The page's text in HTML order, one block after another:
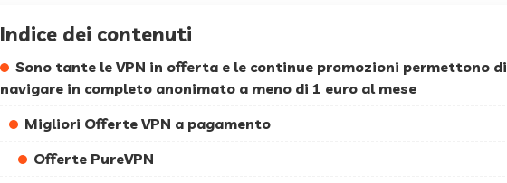
Indice dei contenuti
Sono tante le VPN in offerta e le continue promozioni permettono di
navigare in completo anonimato a meno di 1 euro al mese
Migliori Offerte VPN a pagamento
Offerte PureVPN